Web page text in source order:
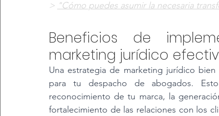
> "Cómo puedes asumir la necesaria
Beneficios de
marketing jurídico
Una estrategia de marketing jurídico
para tu despacho de abogados.
reconocimiento de tu marca, la
fortalecimiento de las relaciones con los